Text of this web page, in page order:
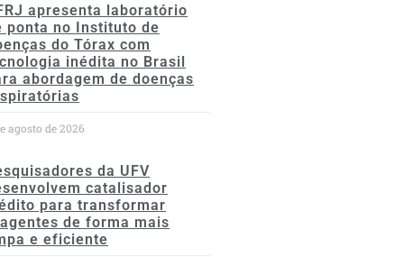
apresenta laboratório
ponta no Instituto de
do Tórax com
inédita no Brasil
abordagem de doenças
agosto de 2026
da UFV
catalisador
para transformar
de forma mais
e eficiente